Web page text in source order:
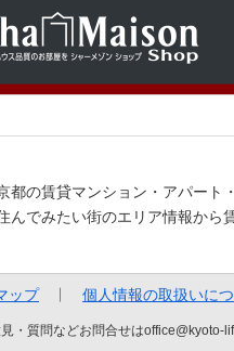
都の賃貸マンション・アパート
んでみたい街のエリア情報から
ップ 個人情報の取扱いに
・質問などお問合せは